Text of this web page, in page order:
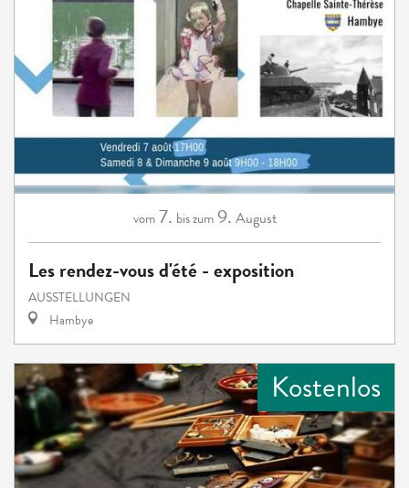
vom 7. bis zum 9. August
Les rendez-vous d'été - exposition
AUSSTELLUNGEN
Hambye
Kostenlos